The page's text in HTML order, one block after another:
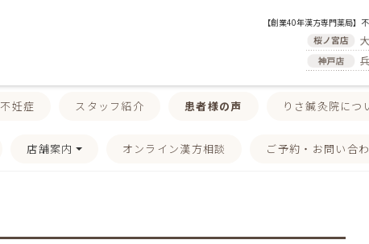
【創業40年漢方専門薬局】
不妊症 スタッフ紹介 患者様の声 りさ鍼灸院につ
店舗案内 オンライン漢方相談 ご予約・お問い合